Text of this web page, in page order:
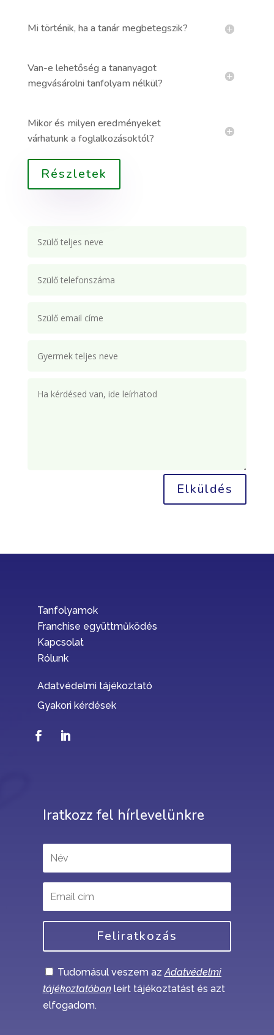
Mi történik, ha a tanár megbetegszik?
Van-e lehetőség a tananyagot
megvásárolni tanfolyam nélkül?
Mikor és milyen eredményeket
várhatunk a foglalkozásoktól?
Részletek
Elküldés
Tanfolyamok
Franchise együttműködés
Kapcsolat
Rólunk
Adatvédelmi tájékoztató
Gyakori kérdések
Iratkozz fel hírlevelünkre
Feliratkozás
Tudomásul veszem az Adatvédelmi
tájékoztatóbanleírt tájékoztatást és azt
elfogadom.